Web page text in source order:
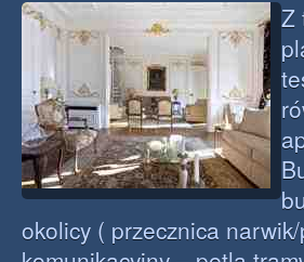
Z
okolicy ( przecznica